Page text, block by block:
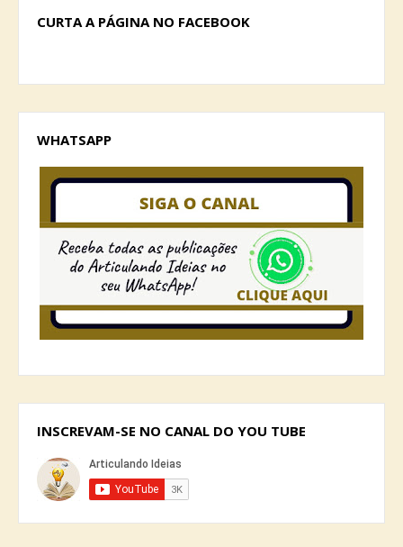
CURTA A PÁGINA NO FACEBOOK
WHATSAPP
INSCREVAM-SE NO CANAL DO YOU TUBE